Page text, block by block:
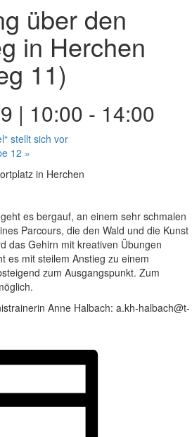
über den
in Herchen
11)
| 10:00 - 14:00
stellt sich vor
12 »
in Herchen
es bergauf, an einem sehr schmalen
Parcours, die den Wald und die Kunst
das Gehirn mit kreativen Übungen
es mit steilem Anstieg zu einem
zum Ausgangspunkt. Zum
Anne Halbach: a.kh-halbach@t-